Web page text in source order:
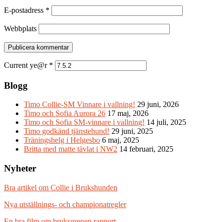
E-postadress *
Webbplats
Current ye@r *
Blogg
Timo Collie-SM Vinnare i vallning! 29 juni, 2026
Timo och Sofia Aurora 26 17 maj, 2026
Timo och Sofia SM-vinnare i vallning! 14 juli, 2025
Timo godkänd tjänstehund! 29 juni, 2025
Träningshelg i Helgesbo 6 maj, 2025
Britta med matte tävlat i NW2 14 februari, 2025
Nyheter
Bra artikel om Collie i Brukshunden
Nya utställnings- och championatregler